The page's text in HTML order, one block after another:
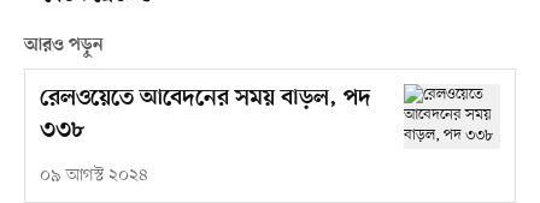
আরও পড়ুন
রেলওয়েতে আবেদনের সময় বাড়ল, পদ
৩৩৮
০৯ আগস্ট ২০২৪